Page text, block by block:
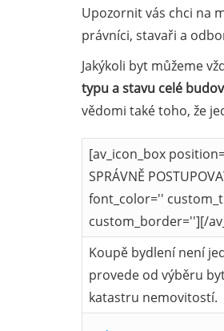
Upozornit vás chci na
právníci, stavaři a
Jakýkoli byt můžeme
typu a stavu celé
vědomi také toho, že
[av_icon_box
SPRÁVNĚ
font_color=''
custom_border=''][/
Koupě bydlení není
provede od výběru
katastru nemovitostí.